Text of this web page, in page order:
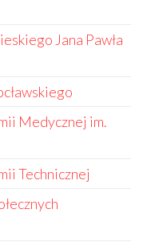
Jana Pawła
Medycznej im.
Technicznej